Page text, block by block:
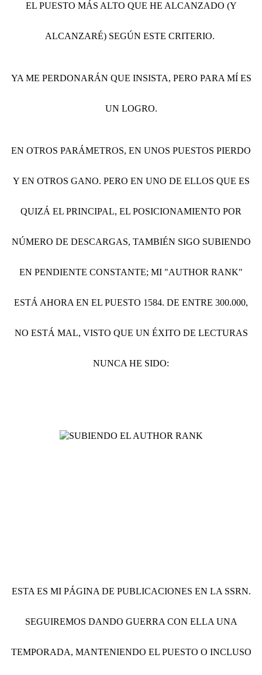
EL PUESTO MÁS ALTO QUE HE ALCANZADO (Y
ALCANZARÉ) SEGÚN ESTE CRITERIO.
YA ME PERDONARÁN QUE INSISTA, PERO PARA MÍ ES
UN LOGRO.
EN OTROS PARÁMETROS, EN UNOS PUESTOS PIERDO
Y EN OTROS GANO. PERO EN UNO DE ELLOS QUE ES
QUIZÁ EL PRINCIPAL, EL POSICIONAMIENTO POR
NÚMERO DE DESCARGAS, TAMBIÉN SIGO SUBIENDO
EN PENDIENTE CONSTANTE; MI "AUTHOR RANK"
ESTÁ AHORA EN EL PUESTO 1584. DE ENTRE 300.000,
NO ESTÁ MAL, VISTO QUE UN ÉXITO DE LECTURAS
NUNCA HE SIDO:
ESTA ES MI PÁGINA DE PUBLICACIONES EN LA SSRN.
SEGUIREMOS DANDO GUERRA CON ELLA UNA
TEMPORADA, MANTENIENDO EL PUESTO O INCLUSO